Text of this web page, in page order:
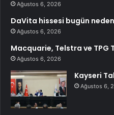
Ağustos 6, 2026
DaVita hissesi bugün
Ağustos 6, 2026
Macquarie, Telstra ve TPG
Ağustos 6, 2026
Kayseri
Ağustos 6,